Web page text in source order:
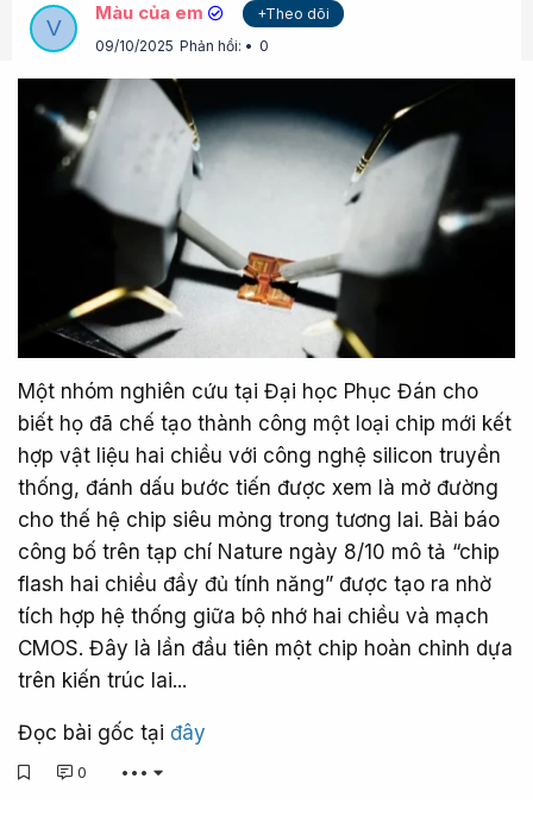
V
Màu của em
+Theo dõi
09/10/2025 Phản hồi: 0
Một nhóm nghiên cứu tại Đại học Phục Đán cho
biết họ đã chế tạo thành công một loại chip mới kết
hợp vật liệu hai chiều với công nghệ silicon truyền
thống, đánh dấu bước tiến được xem là mở đường
cho thế hệ chip siêu mỏng trong tương lai. Bài báo
công bố trên tạp chí Nature ngày 8/10 mô tả “chip
flash hai chiều đầy đủ tính năng” được tạo ra nhờ
tích hợp hệ thống giữa bộ nhớ hai chiều và mạch
CMOS. Đây là lần đầu tiên một chip hoàn chỉnh dựa
trên kiến trúc lai...
Đọc bài gốc tại đây
0 •••